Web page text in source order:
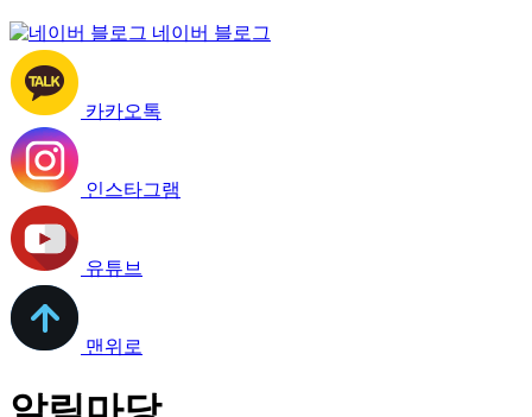
네이버 블로그
카카오톡
인스타그램
유튜브
맨위로